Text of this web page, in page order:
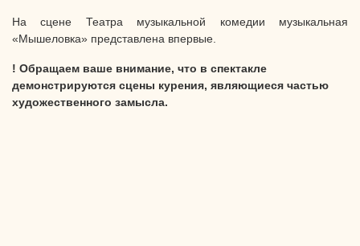
На сцене Театра музыкальной комедии музыкальная
«Мышеловка» представлена впервые.
! Обращаем ваше внимание, что в спектакле
демонстрируются сцены курения, являющиеся частью
художественного замысла.